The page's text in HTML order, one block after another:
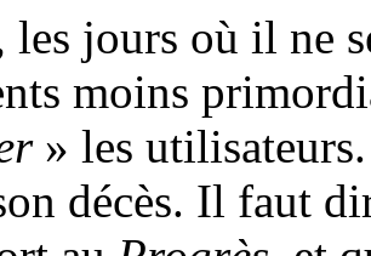
jours où il ne
moins
» les
décès. Il faut